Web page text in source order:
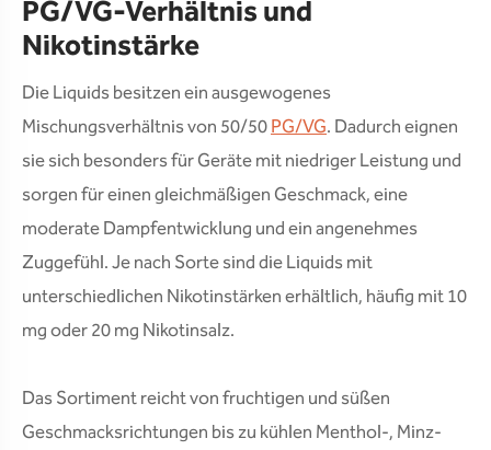
PG/VG-Verhältnis und
Nikotinstärke
Die Liquids besitzen ein ausgewogenes
Mischungsverhältnis von 50/50PG/VG. Dadurch eignen
sie sich besonders für Geräte mit niedriger Leistung und
sorgen für einen gleichmäßigen Geschmack, eine
moderate Dampfentwicklung und ein angenehmes
Zuggefühl. Je nach Sorte sind die Liquids mit
unterschiedlichen Nikotinstärken erhältlich, häufig mit 10
mg oder 20 mg Nikotinsalz.
Das Sortiment reicht von fruchtigen und süßen
Geschmacksrichtungen bis zu kühlen Menthol-, Minz-